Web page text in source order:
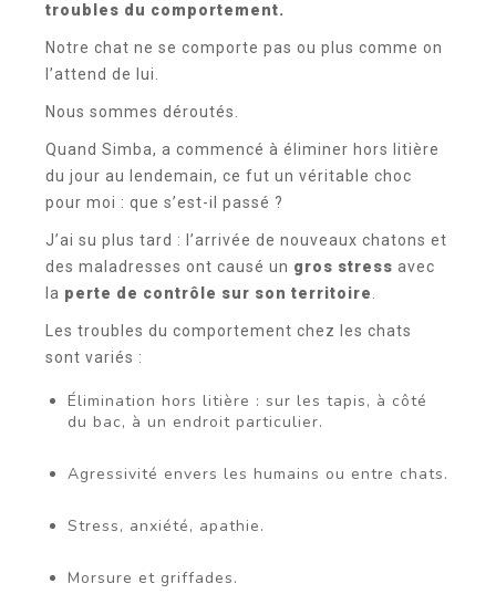
troubles du comportement.
Notre chat ne se comporte pas ou plus comme on
l’attend de lui.
Nous sommes déroutés.
Quand Simba, a commencé à éliminer hors litière
du jour au lendemain, ce fut un véritable choc
pour moi : que s’est-il passé ?
J’ai su plus tard : l’arrivée de nouveaux chatons et
des maladresses ont causé un gros stress avec
la perte de contrôle sur son territoire.
Les troubles du comportement chez les chats
sont variés :
Élimination hors litière : sur les tapis, à côté
du bac, à un endroit particulier.
Agressivité envers les humains ou entre chats.
Stress, anxiété, apathie.
Morsure et griffades.